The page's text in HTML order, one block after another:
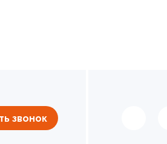
звонок